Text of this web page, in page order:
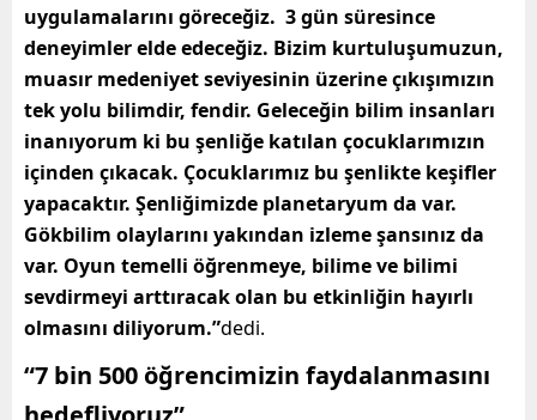
uygulamalarını göreceğiz. 3 gün süresince
deneyimler elde edeceğiz. Bizim kurtuluşumuzun,
muasır medeniyet seviyesinin üzerine çıkışımızın
tek yolu bilimdir, fendir. Geleceğin bilim insanları
inanıyorum ki bu şenliğe katılan çocuklarımızın
içinden çıkacak. Çocuklarımız bu şenlikte keşifler
yapacaktır. Şenliğimizde planetaryum da var.
Gökbilim olaylarını yakından izleme şansınız da
var. Oyun temelli öğrenmeye, bilime ve bilimi
sevdirmeyi arttıracak olan bu etkinliğin hayırlı
olmasını diliyorum.”dedi.
“7 bin 500 öğrencimizin faydalanmasını